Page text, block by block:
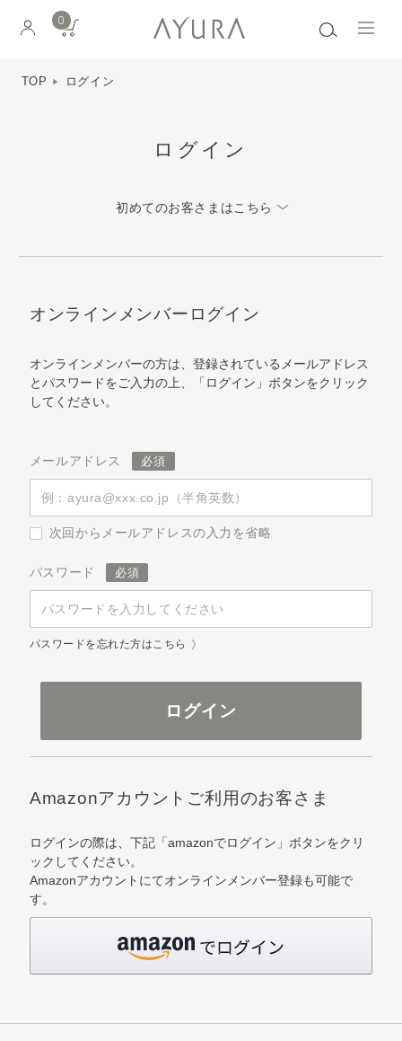
0
TOP ログイン
ログイン
初めてのお客さまはこちら
オンラインメンバーログイン
オンラインメンバーの方は、登録されているメールアドレス
とパスワードをご入力の上、「ログイン」ボタンをクリック
してください。
メールアドレス
次回からメールアドレスの入力を省略
パスワード
パスワードを忘れた方はこちら
Amazonアカウントご利用のお客さま
ログインの際は、下記「amazonでログイン」ボタンをクリ
ックしてください。
Amazonアカウントにてオンラインメンバー登録も可能で
す。